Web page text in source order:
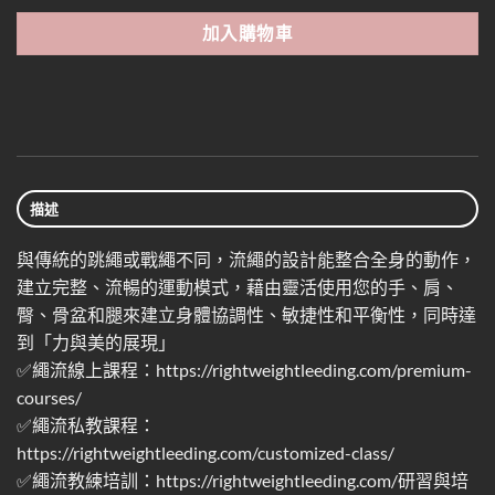
加入購物車
描述
與傳統的跳繩或戰繩不同，流繩的設計能整合全身的動作，
建立完整、流暢的運動模式，藉由靈活使用您的手、肩、
臀、骨盆和腿來建立身體協調性、敏捷性和平衡性，同時達
到「力與美的展現」
✅繩流線上課程：https://rightweightleeding.com/premium-
courses/
✅繩流私教課程：
https://rightweightleeding.com/customized-class/
✅繩流教練培訓：https://rightweightleeding.com/研習與培